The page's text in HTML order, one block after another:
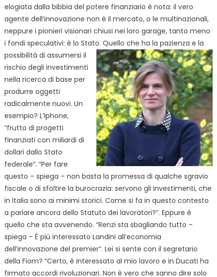
elogiata dalla bibbia del potere finanziario è nota: il vero
agente dell’innovazione non è il mercato, o le multinazionali,
neppure i pionieri visionari chiusi nei loro garage, tanto meno
i fondi speculativi: è lo Stato. Quello che ha la pazienza e la
possibilità di assumersi il
rischio degli investimenti
nella ricerca di base per
produrre oggetti
radicalmente nuovi. Un
esempio? L’Iphone,
“frutto di progetti
finanziati con miliardi di
dollari dallo Stato
federale”. “Per fare
questo – spiega – non basta la promessa di qualche sgravio
fiscale o di sfoltire la burocrazia: servono gli investimenti, che
in Italia sono ai minimi storici. Come si fa in questo contesto
a parlare ancora dello Statuto dei lavoratori?”. Eppure è
quello che sta avvenendo. “Renzi sta sbagliando tutto –
spiega – È più interessato Landini all’economia
dell’innovazione del premier”. Lei si sente con il segretario
della Fiom? “Certo, è interessato al mio lavoro e in Ducati ha
firmato accordi rivoluzionari. Non è vero che sanno dire solo